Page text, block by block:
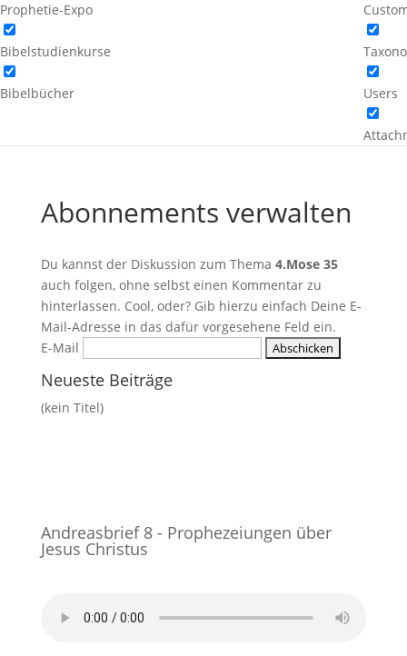
Prophetie-Expo
Bibelstudienkurse
Bibelbücher Users
Abonnements verwalten
Du kannst der Diskussion zum Thema 4.Mose 35
auch folgen, ohne selbst einen Kommentar zu
hinterlassen. Cool, oder? Gib hierzu einfach Deine E-
Mail-Adresse in das dafür vorgesehene Feld ein.
E-Mail
Neueste Beiträge
(kein Titel)
Andreasbrief 8 - Prophezeiungen über
Jesus Christus